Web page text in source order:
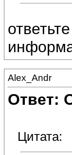
Alex_Andr
Ответ:
Цитата: